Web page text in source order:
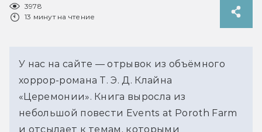
3978
13 минут на чтение
У нас на сайте — отрывок из объёмного
хоррор-романа Т. Э. Д. Клайна
«Церемонии». Книга выросла из
небольшой повести Events at Poroth Farm
и отсылает к темам, которыми